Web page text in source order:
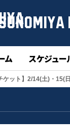
ム スケジュー
ケット】2/14(土)・15(